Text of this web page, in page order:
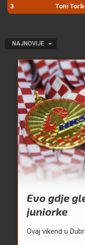
3. Toni
NAJNOVIJE
Evo gdje
juniorke
Ovaj vikend u